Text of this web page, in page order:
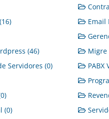
Email
(46)
Migre
Servidores (0)
PABX
(0)